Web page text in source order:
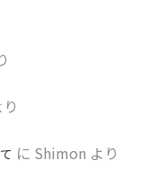
に Shimon より